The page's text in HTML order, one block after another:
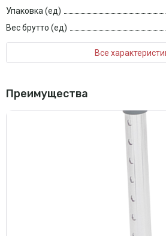
Упаковка (ед)
Вес брутто (ед)
Все
Преимущества